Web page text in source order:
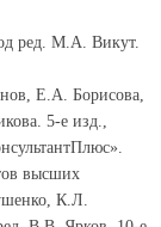
ред. М.А. Викут.
Е.А. Борисова,
5-е изд.,
высших
К.Л.